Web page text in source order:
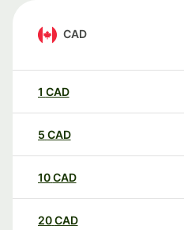
CAD
1 CAD
5 CAD
10CAD
20CAD